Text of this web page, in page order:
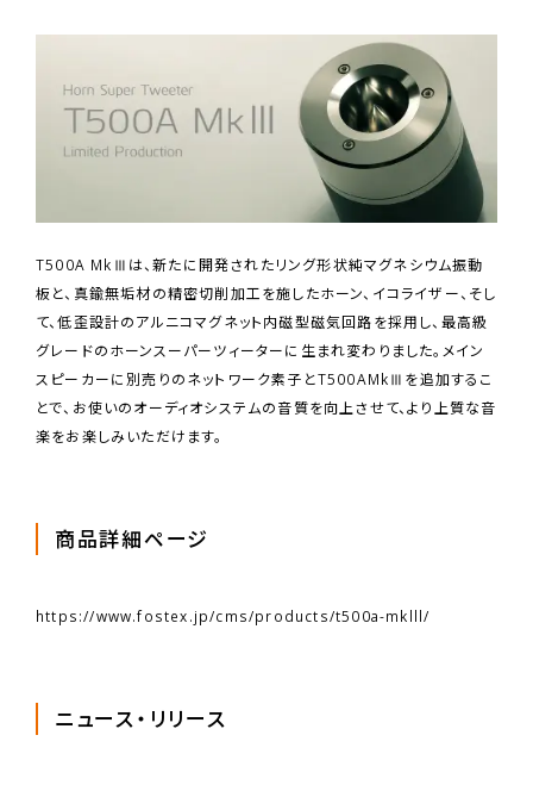
T500A MkⅢは、新たに開発されたリング形状純マグネシウム振動
板と、真鍮無垢材の精密切削加工を施したホーン、イコライザー、そし
て、低歪設計のアルニコマグネット内磁型磁気回路を採用し、最高級
グレードのホーンスーパーツィーターに生まれ変わりました。メイン
スピーカーに別売りのネットワーク素子とT500AMkⅢを追加するこ
とで、お使いのオーディオシステムの音質を向上させて、より上質な音
楽をお楽しみいただけます。
商品詳細ページ
https://www.fostex.jp/cms/products/t500a-mklll/
ニュース・リリース